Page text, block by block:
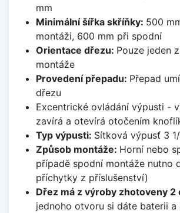
mm
Minimální šířka skříňky: 500
montáži, 600 mm při spodní
Orientace dřezu: Pouze jeden
montáže
Provedení přepadu: Přepad
dřezu
Excentrické ovládání výpusti -
zavírá a otevírá otočením
Typ výpusti: Sítková výpusť 3
Způsob montáže: Horní nebo
případě spodní montáže nutno
příchytky z příslušenství)
Dřez má z výroby zhotoveny 2
jednoho otvoru si dáte baterii a